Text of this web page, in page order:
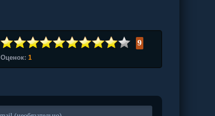
9
Оценок: 1